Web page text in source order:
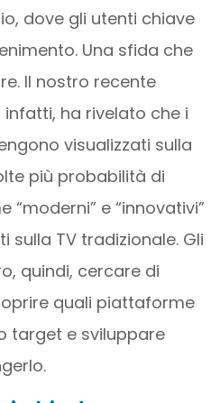
dove gli utenti chiave
Una sfida che
Il nostro recente
infatti, ha rivelato che i
visualizzati sulla
più probabilità di
“moderni” e “innovativi”
sulla TV tradizionale. Gli
quindi, cercare di
quali piattaforme
target e sviluppare